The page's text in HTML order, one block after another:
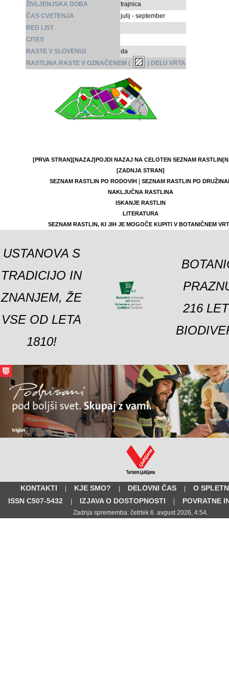
ŽIVLJENJSKA DOBA
trajnica
ČAS CVETENJA
julij - september
RED LIST
CITES
RASTE V SLOVENIJI
da
RASTLINA RASTE V OZNAČENEM (
) DELU VRTA
[PRVA STRAN][NAZAJ]POJDI NAZAJ NA CELOTEN SEZNAM RASTLIN
[ZADNJA STRAN]
SEZNAM RASTLIN PO RODOVIH|
SEZNAM RASTLIN PO
NAKLJUČNA RASTLINA
ISKANJE RASTLIN
LITERATURA
SEZNAM RASTLIN, KI JIH JE MOGOČE KUPITI V BOTANIČNEM
USTANOVA S
TRADICIJO IN
ZNANJEM, ŽE
VSE OD LETA
1810!
216
KONTAKTI | KJE SMO? | DELOVNI ČAS |
O
ISSN C507-5432
| IZJAVA O DOSTOPNOSTI | POVRATNE
Zadnja sprememba: četrtek 6. avgust 2026, 4:54.